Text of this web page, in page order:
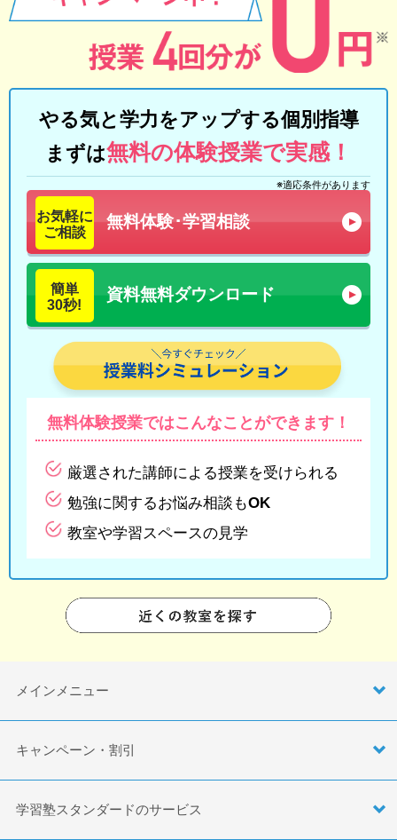
やる気と学力をアップする個別指導
まずは無料の体験授業で実感！
※適応条件があります
お気軽に
ご相談
無料体験･学習相談
簡単
30秒!
資料無料ダウンロード
無料体験授業ではこんなことができます！
厳選された講師による授業を受けられる
勉強に関するお悩み相談もOK
教室や学習スペースの見学
メインメニュー
キャンペーン・割引
学習塾スタンダードのサービス